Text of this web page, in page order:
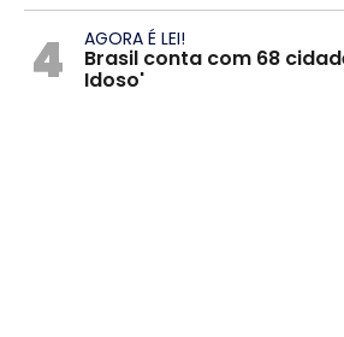
4 AGORA É LEI!
Brasil conta com 68
Idoso'